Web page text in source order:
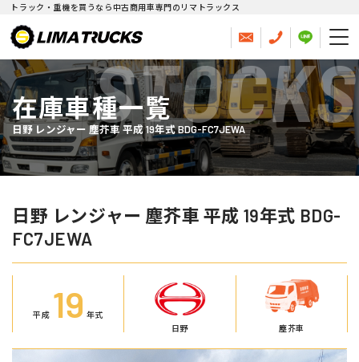
トラック・重機を買うなら中古商用車専門のリマトラックス
在庫車種一覧
日野 レンジャー 塵芥車 平成 19年式 BDG-FC7JEWA
STOCKS
日野 レンジャー 塵芥車 平成 19年式 BDG-
FC7JEWA
平成 19 年式
日野
塵芥車